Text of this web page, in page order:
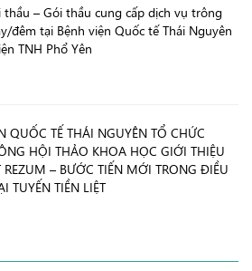
thầu – Gói thầu cung cấp dịch vụ trông
đêm tại Bệnh viện Quốc tế Thái Nguyên
TNH Phổ Yên
QUỐC TẾ THÁI NGUYÊN TỔ CHỨC
HỘI THẢO KHOA HỌC GIỚI THIỆU
REZUM – BƯỚC TIẾN MỚI TRONG ĐIỀU
TUYẾN TIỀN LIỆT